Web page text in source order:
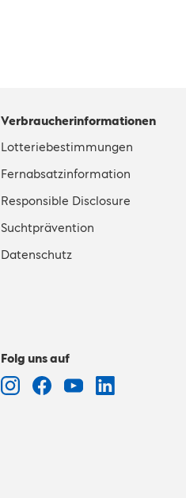
Verbraucherinformationen
Lotteriebestimmungen
Fernabsatzinformation
Responsible Disclosure
Suchtprävention
Datenschutz
Folg uns auf